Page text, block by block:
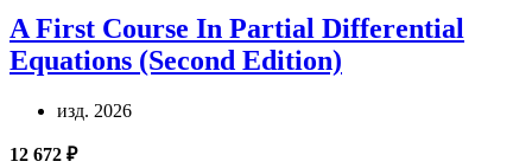
A First Course In Partial Differential
Equations (Second Edition)
изд. 2026
12 672 ₽